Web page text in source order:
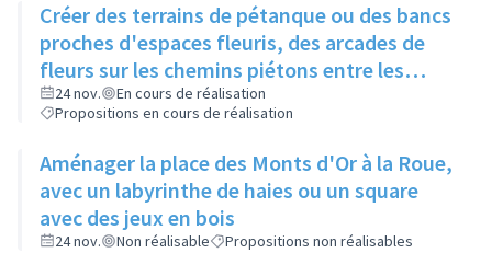
Créer des terrains de pétanque ou des bancs
proches d'espaces fleuris, des arcades de
fleurs sur les chemins piétons entre les
immeubles
24 nov.
En cours de réalisation
Propositions en cours de réalisation
Aménager la place des Monts d'Or à la Roue,
avec un labyrinthe de haies ou un square
avec des jeux en bois
24 nov. Non réalisable Propositions non réalisables